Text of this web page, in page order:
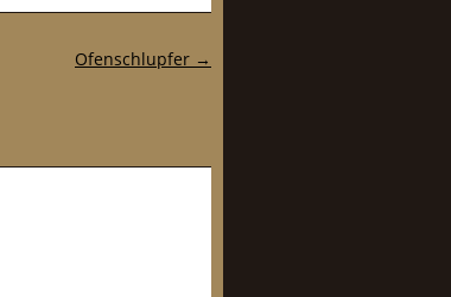
Ofenschlupfer →